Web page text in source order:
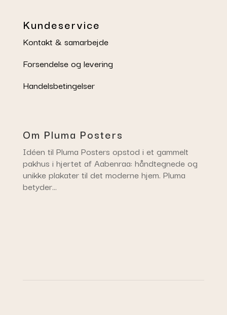
Kundeservice
Kontakt & samarbejde
Forsendelse og levering
Handelsbetingelser
Om Pluma Posters
Idéen til Pluma Posters opstod i et gammelt
pakhus i hjertet af Aabenraa: håndtegnede og
unikke plakater til det moderne hjem. Pluma
betyder…